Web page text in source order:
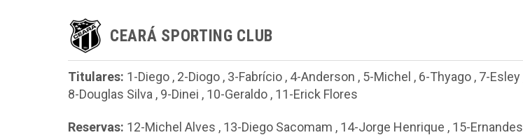
CEARÁ SPORTING CLUB
Titulares: 1-Diego , 2-Diogo , 3-Fabrício , 4-Anderson , 5-Michel , 6-Thyago , 7-Esley
8-Douglas Silva , 9-Dinei , 10-Geraldo , 11-Erick Flores
Reservas: 12-Michel Alves , 13-Diego Sacomam , 14-Jorge Henrique , 15-Ernandes